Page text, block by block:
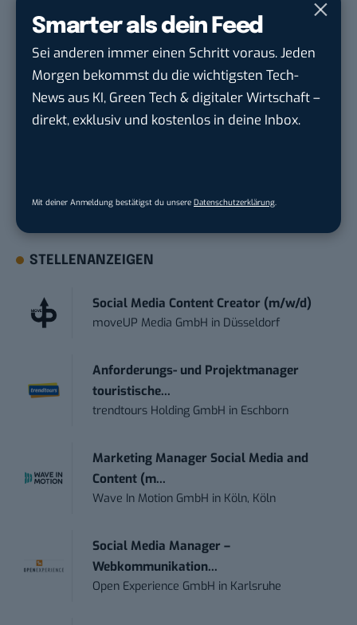
Smarter als dein Feed
Sei anderen immer einen Schritt voraus. Jeden
Morgen bekommst du die wichtigsten Tech-
News aus KI, Green Tech & digitaler Wirtschaft –
direkt, exklusiv und kostenlos in deine Inbox.
Mit deiner Anmeldung bestätigst du unsere Datenschutzerklärung
Temperatursensor X. Zuletzt hast du die
Möglichkeit mit dem Wärmepumpen-Optimierer X
deine Wärmepumpe intuitiv zu steuern und auch
noch den Verbrauch per Echtzeit zu optimieren.
Wichtig zu wissen ist aber, dass die neuen Produkte
überzeugen
STELLENANZEIGEN
Social Media Content Creator (m/w/d)
moveUP Media GmbH in Düsseldorf
Anforderungs- und Projektmanager
touristische...
trendtours Holding GmbH in Eschborn
Marketing Manager Social Media and
Content (m...
Wave In Motion GmbH in Köln, Köln
Social Media Manager –
Webkommunikation...
Open Experience GmbH in Karlsruhe